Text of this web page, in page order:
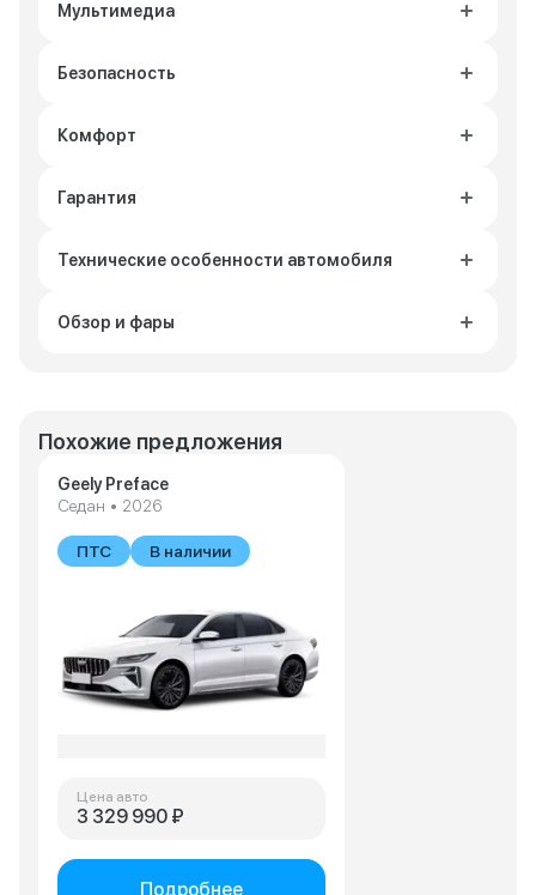
Мультимедиа
Безопасность
Комфорт
Гарантия
Технические особенности автомобиля
Обзор и фары
Похожие предложения
Geely Preface
Седан • 2026
ПТС В наличии
Цена авто
3 329 990 ₽
Подробнее